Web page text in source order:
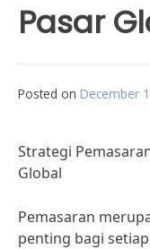
Pasar
Posted on December
Strategi
Global
Pemasaran
penting bagi